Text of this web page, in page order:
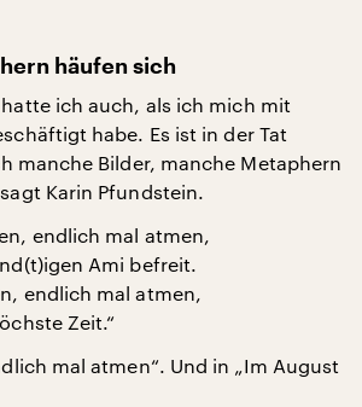
häufen sich
hatte ich auch, als ich mich mit
habe. Es ist in der Tat
manche Bilder, manche Metaphern
Karin Pfundstein.
endlich mal atmen,
Ami befreit.
endlich mal atmen,
Zeit.“
mal atmen“. Und in „Im August